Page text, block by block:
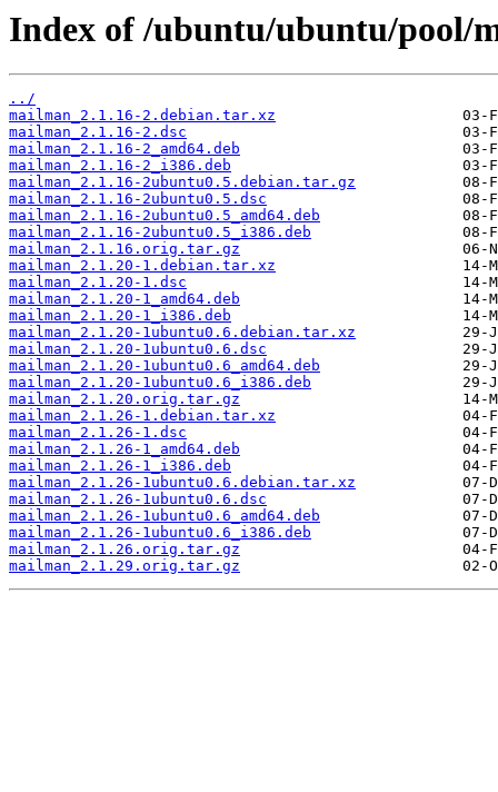
Index of /ubuntu/ubuntu/pool/
../
mailman_2.1.16-2.debian.tar.xz
mailman_2.1.16-2.dsc
mailman_2.1.16-2_amd64.deb
mailman_2.1.16-2_i386.deb
mailman_2.1.16-2ubuntu0.5.debian.tar.gz
mailman_2.1.16-2ubuntu0.5.dsc
mailman_2.1.16-2ubuntu0.5_amd64.deb
mailman_2.1.16-2ubuntu0.5_i386.deb
mailman_2.1.16.orig.tar.gz
mailman_2.1.20-1.debian.tar.xz
mailman_2.1.20-1.dsc
mailman_2.1.20-1_amd64.deb
mailman_2.1.20-1_i386.deb
mailman_2.1.20-1ubuntu0.6.debian.tar.xz
mailman_2.1.20-1ubuntu0.6.dsc
mailman_2.1.20-1ubuntu0.6_amd64.deb
mailman_2.1.20-1ubuntu0.6_i386.deb
mailman_2.1.20.orig.tar.gz
mailman_2.1.26-1.debian.tar.xz
mailman_2.1.26-1.dsc
mailman_2.1.26-1_amd64.deb
mailman_2.1.26-1_i386.deb
mailman_2.1.26-1ubuntu0.6.debian.tar.xz
mailman_2.1.26-1ubuntu0.6.dsc
mailman_2.1.26-1ubuntu0.6_amd64.deb
mailman_2.1.26-1ubuntu0.6_i386.deb
mailman_2.1.26.orig.tar.gz
mailman_2.1.29.orig.tar.gz